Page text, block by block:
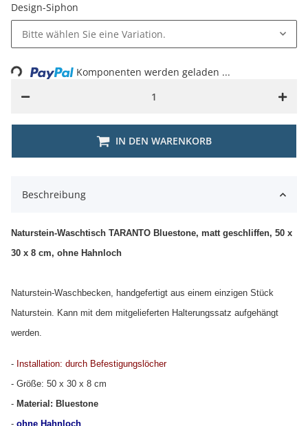
Design-Siphon
Bitte wählen Sie eine Variation.
IN DEN WARENKORB
Komponenten werden geladen ...
Beschreibung
Naturstein-Waschtisch TARANTO Bluestone, matt geschliffen, 50 x
30 x 8 cm, ohne Hahnloch
Naturstein-Waschbecken, handgefertigt aus einem einzigen Stück
Naturstein. Kann mit dem mitgelieferten Halterungssatz aufgehängt
werden.
- Installation: durch Befestigungslöcher
- Größe: 50 x 30 x 8 cm
- Material: Bluestone
- ohne Hahnloch